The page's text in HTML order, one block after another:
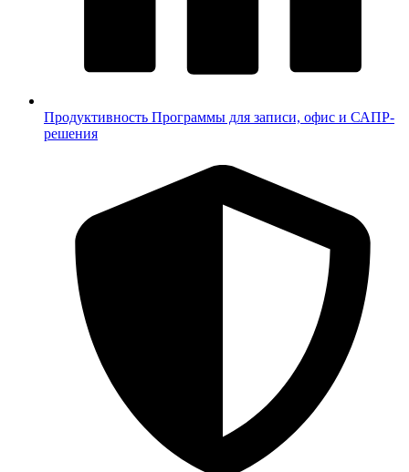
Продуктивность Программы для записи, офис и САПР-
решения